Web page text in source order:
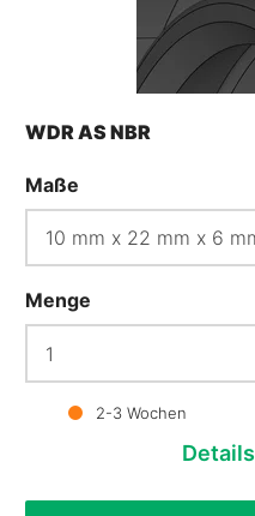
WDR AS NBR
Maße
Menge
2-3 Wochen
Details